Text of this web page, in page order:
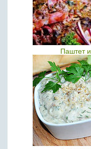
Паштет